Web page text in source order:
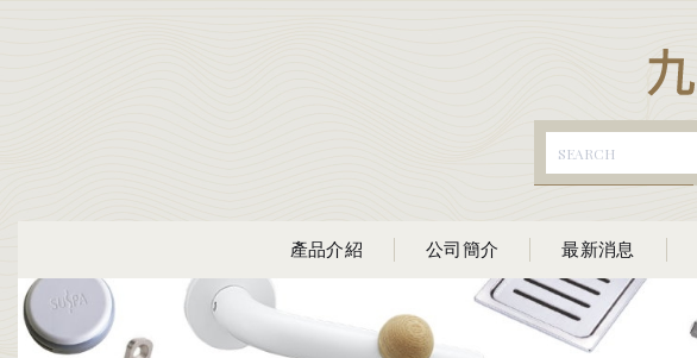
產品介紹 公司簡介 最新消息